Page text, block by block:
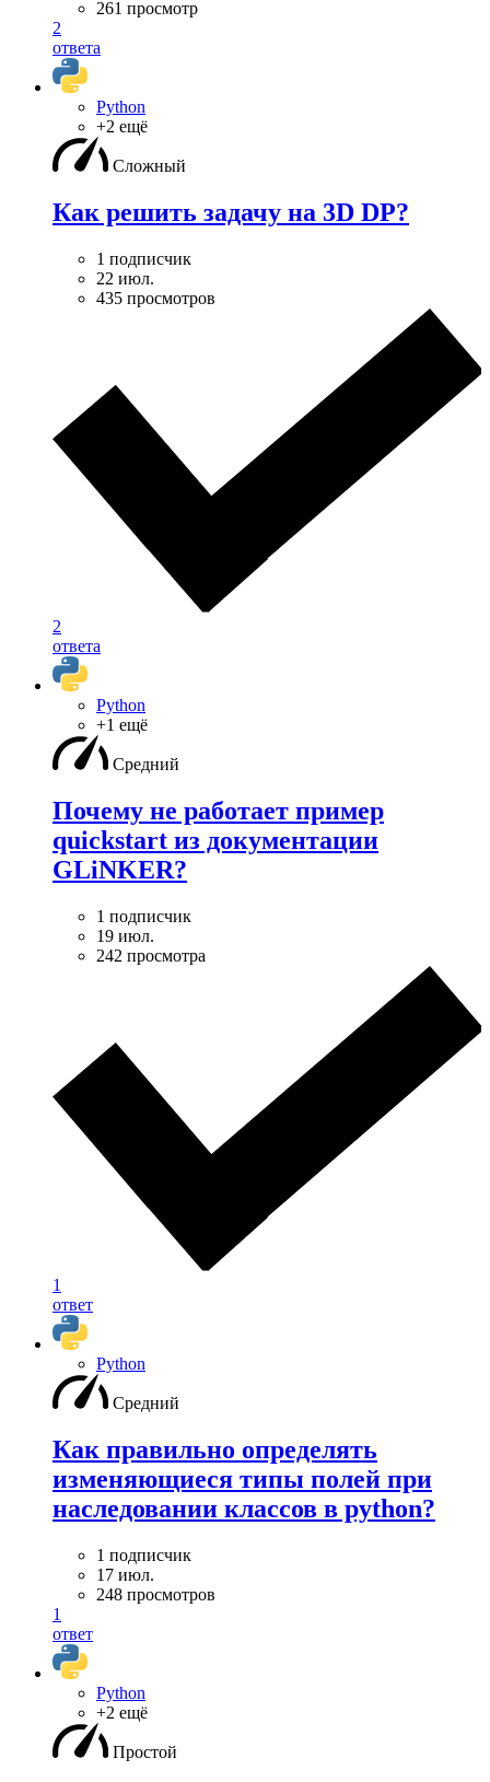
261 просмотр
2
ответа
Python
+2 ещё
Сложный
Как решить задачу на 3D DP?
1 подписчик
22 июл.
435 просмотров
2
ответа
Python
+1 ещё
Средний
Почему не работает пример
quickstart из документации
GLiNKER?
1 подписчик
19 июл.
242 просмотра
1
ответ
Python
Средний
Как правильно определять
изменяющиеся типы полей при
наследовании классов в python?
1 подписчик
17 июл.
248 просмотров
1
ответ
Python
+2 ещё
Простой